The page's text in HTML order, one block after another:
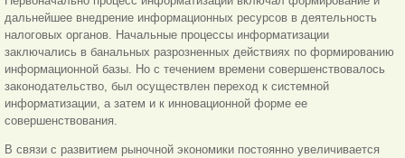
дальнейшее внедрение информационных ресурсов в деятельность
налоговых органов. Начальные процессы информатизации
заключались в банальных разрозненных действиях по формированию
информационной базы. Но с течением времени совершенствовалось
законодательство, был осуществлен переход к системной
информатизации, а затем и к инновационной форме ее
совершенствования.
В связи с развитием рыночной экономики постоянно увеличивается